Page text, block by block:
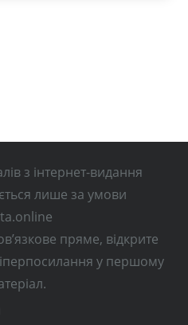
з інтернет-видання
лише за умови
пряме, відкрите
у першому